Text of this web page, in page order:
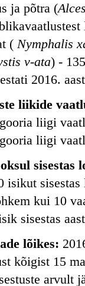
ja põtra (
(Nymphalis
v-ata) -
2016.
liikide
liigi
liigi
sisestas
isikut
kui 10
sisestas
lõikes:
kõigist 15
arvult